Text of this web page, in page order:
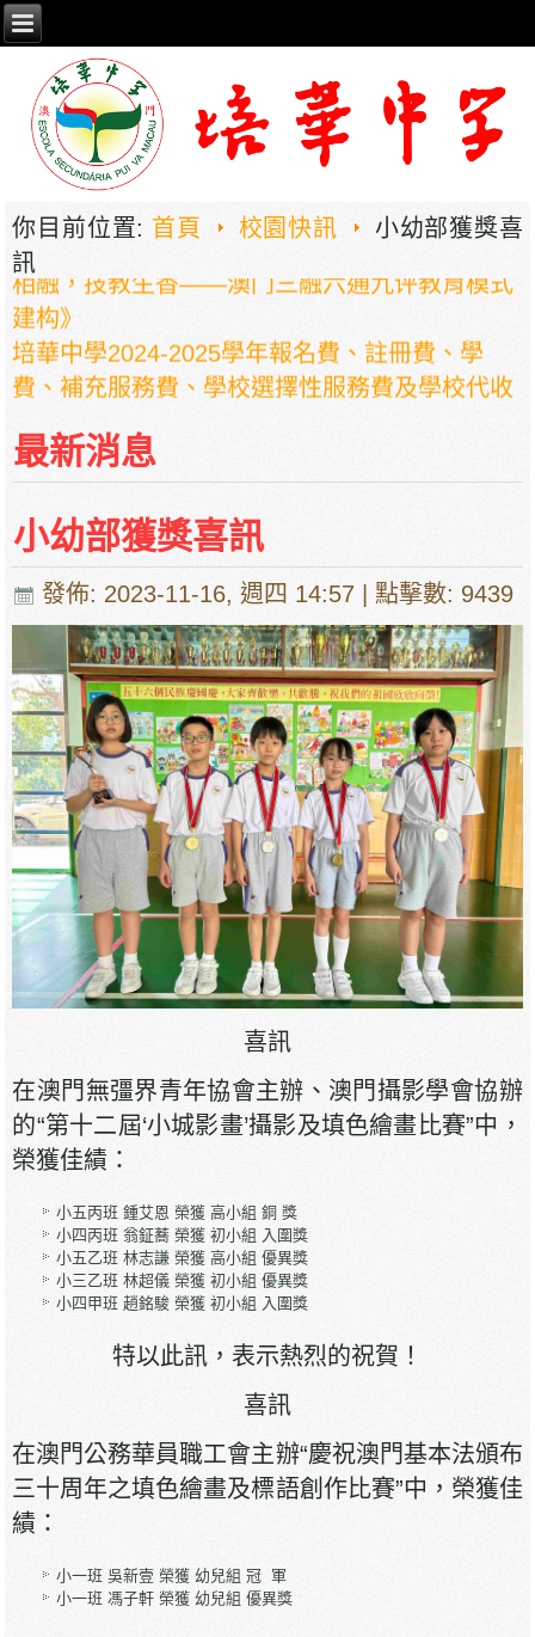
你目前位置: 首頁 校園快訊
小幼部獲獎喜
訊
2026年职业教育国家教学成果奖申报——《普职
相融，技教生香——澳门三融六通九评教育模式
建构》
培華中學2024-2025學年報名費、註冊費、學
費、補充服務費、學校選擇性服務費及學校代收
項目
培華中學收費項目一覽表
停課通知
最新消息
小幼部獲獎喜訊
發佈: 2023-11-16, 週四 14:57 | 點擊數: 9439
喜訊
在澳門無彊界青年協會主辦、澳門攝影學會協辦
的“第十二屆‘小城影畫’攝影及填色繪畫比賽”中，
榮獲佳績：
小五丙班 鍾艾恩 榮獲 高小組 銅 獎
小四丙班 翁鉦蕎 榮獲 初小組 入圍獎
小五乙班 林志謙 榮獲 高小組 優異獎
小三乙班 林超儀 榮獲 初小組 優異獎
小四甲班 趙銘駿 榮獲 初小組 入圍獎
特以此訊，表示熱烈的祝賀！
喜訊
在澳門公務華員職工會主辦“慶祝澳門基本法頒布
三十周年之填色繪畫及標語創作比賽”中，榮獲佳
績：
小一班 吳新壹 榮獲 幼兒組 冠 軍
小一班 馮子軒 榮獲 幼兒組 優異獎